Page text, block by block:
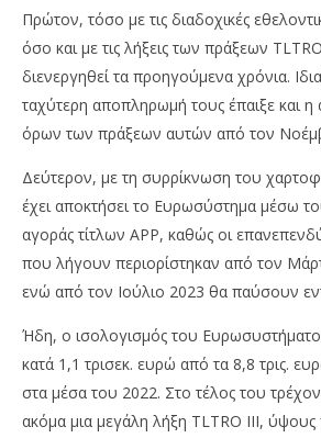
Πρώτον, τόσο με τις διαδοχικές
όσο και με τις λήξεις των πράξεων
διενεργηθεί τα προηγούμενα χρόνια.
ταχύτερη αποπληρωμή τους έπαιξε και
όρων των πράξεων αυτών από τον
Δεύτερον, με τη συρρίκνωση του
έχει αποκτήσει το Ευρωσύστημα μέσω
αγοράς τίτλων ΑΡΡ, καθώς οι
που λήγουν περιορίστηκαν από τον
ενώ από τον Ιούλιο 2023 θα παύσουν
Ήδη, ο ισολογισμός του Ευρωσυστήματος
κατά 1,1 τρισεκ. ευρώ από τα 8,8 τρις.
στα μέσα του 2022. Στο τέλος του
ακόμα μια μεγάλη λήξη TLTRO III, ύψους